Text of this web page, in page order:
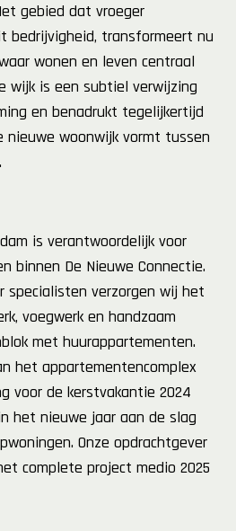
gebied dat vroeger
bedrijvigheid, transformeert nu
wonen en leven centraal
wijk is een subtiel verwijzing
en benadrukt tegelijkertijd
nieuwe woonwijk vormt tussen
is verantwoordelijk voor
binnen De Nieuwe Connectie.
specialisten verzorgen wij het
voegwerk en handzaam
met huurappartementen.
het appartementencomplex
voor de kerstvakantie 2024
het nieuwe jaar aan de slag
Onze opdrachtgever
complete project medio 2025